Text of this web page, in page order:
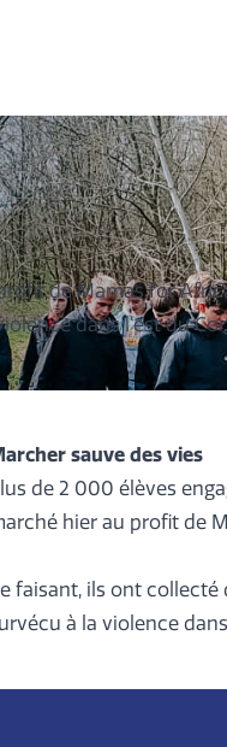
de Mamas for
dans l'est du
sauve des vies
de 2 000 élèves
hier au profit de
faisant, ils ont
à la violence